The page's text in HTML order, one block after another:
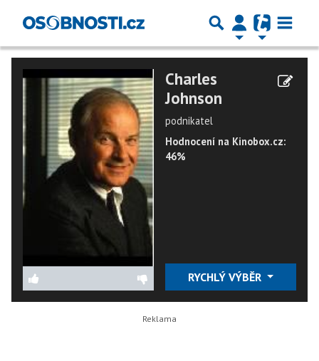
Charles
Johnson
podnikatel
Hodnocení na Kinobox.cz:
46%
RYCHLÝ VÝBĚR